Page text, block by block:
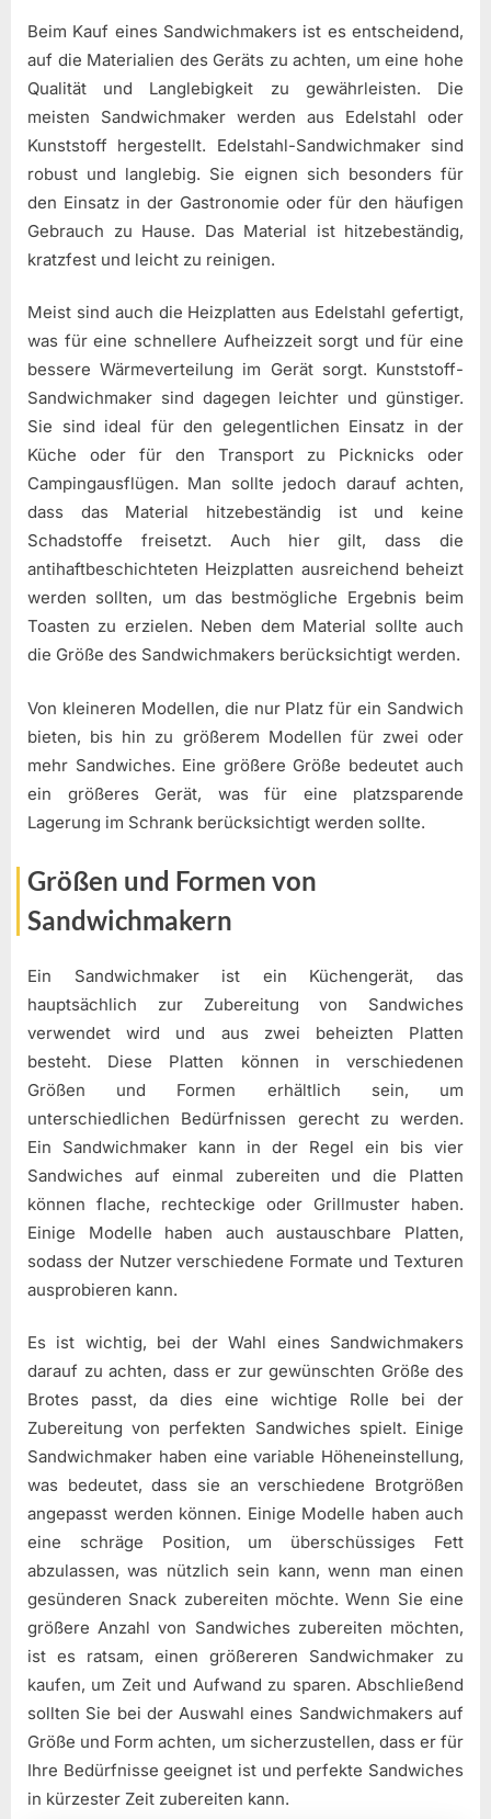
Beim Kauf eines Sandwichmakers ist es entscheidend,
auf die Materialien des Geräts zu achten, um eine hohe
Qualität und Langlebigkeit zu gewährleisten. Die
meisten Sandwichmaker werden aus Edelstahl oder
Kunststoff hergestellt. Edelstahl-Sandwichmaker sind
robust und langlebig. Sie eignen sich besonders für
den Einsatz in der Gastronomie oder für den häufigen
Gebrauch zu Hause. Das Material ist hitzebeständig,
kratzfest und leicht zu reinigen.
Meist sind auch die Heizplatten aus Edelstahl gefertigt,
was für eine schnellere Aufheizzeit sorgt und für eine
bessere Wärmeverteilung im Gerät sorgt. Kunststoff-
Sandwichmaker sind dagegen leichter und günstiger.
Sie sind ideal für den gelegentlichen Einsatz in der
Küche oder für den Transport zu Picknicks oder
Campingausflügen. Man sollte jedoch darauf achten,
dass das Material hitzebeständig ist und keine
Schadstoffe freisetzt. Auch hier gilt, dass die
antihaftbeschichteten Heizplatten ausreichend beheizt
werden sollten, um das bestmögliche Ergebnis beim
Toasten zu erzielen. Neben dem Material sollte auch
die Größe des Sandwichmakers berücksichtigt werden.
Von kleineren Modellen, die nur Platz für ein Sandwich
bieten, bis hin zu größerem Modellen für zwei oder
mehr Sandwiches. Eine größere Größe bedeutet auch
ein größeres Gerät, was für eine platzsparende
Lagerung im Schrank berücksichtigt werden sollte.
Größen und Formen von
Sandwichmakern
Ein Sandwichmaker ist ein Küchengerät, das
hauptsächlich zur Zubereitung von Sandwiches
verwendet wird und aus zwei beheizten Platten
besteht. Diese Platten können in verschiedenen
Größen und Formen erhältlich sein, um
unterschiedlichen Bedürfnissen gerecht zu werden.
Ein Sandwichmaker kann in der Regel ein bis vier
Sandwiches auf einmal zubereiten und die Platten
können flache, rechteckige oder Grillmuster haben.
Einige Modelle haben auch austauschbare Platten,
sodass der Nutzer verschiedene Formate und Texturen
ausprobieren kann.
Es ist wichtig, bei der Wahl eines Sandwichmakers
darauf zu achten, dass er zur gewünschten Größe des
Brotes passt, da dies eine wichtige Rolle bei der
Zubereitung von perfekten Sandwiches spielt. Einige
Sandwichmaker haben eine variable Höheneinstellung,
was bedeutet, dass sie an verschiedene Brotgrößen
angepasst werden können. Einige Modelle haben auch
eine schräge Position, um überschüssiges Fett
abzulassen, was nützlich sein kann, wenn man einen
gesünderen Snack zubereiten möchte. Wenn Sie eine
größere Anzahl von Sandwiches zubereiten möchten,
ist es ratsam, einen größereren Sandwichmaker zu
kaufen, um Zeit und Aufwand zu sparen. Abschließend
sollten Sie bei der Auswahl eines Sandwichmakers auf
Größe und Form achten, um sicherzustellen, dass er für
Ihre Bedürfnisse geeignet ist und perfekte Sandwiches
in kürzester Zeit zubereiten kann.